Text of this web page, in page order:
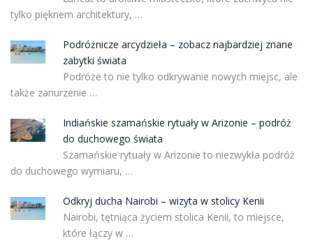
tylko pięknem architektury, …
Podróżnicze arcydzieła – zobacz najbardziej znane
zabytki świata
Podróże to nie tylko odkrywanie nowych miejsc, ale
także zanurzenie …
Indiańskie szamańskie rytuały w Arizonie – podróż
do duchowego świata
Szamańskie rytuały w Arizonie to niezwykła podróż
do duchowego wymiaru, …
Odkryj ducha Nairobi – wizyta w stolicy Kenii
Nairobi, tętniąca życiem stolica Kenii, to miejsce,
które łączy w …